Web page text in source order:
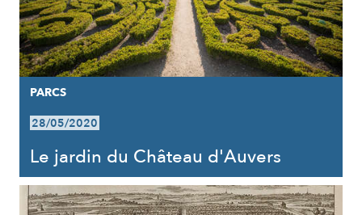
PARCS
28/05/2020
Le jardin du Château d'Auvers